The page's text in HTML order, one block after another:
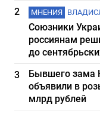
2
МНЕНИЯ
Союзники
россиянам
до
3
Бывшего зама
объявили в
млрд рублей